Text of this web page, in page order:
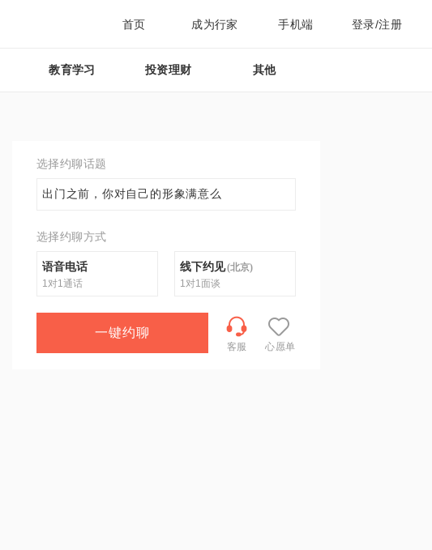
首页 成为行家 手机端 登录/注册
教育学习 投资理财 其他
选择约聊话题
出门之前，你对自己的形象满意么
选择约聊方式
语音电话
1对1通话
线下约见(北京)
1对1面谈
一键约聊
客服 心愿单